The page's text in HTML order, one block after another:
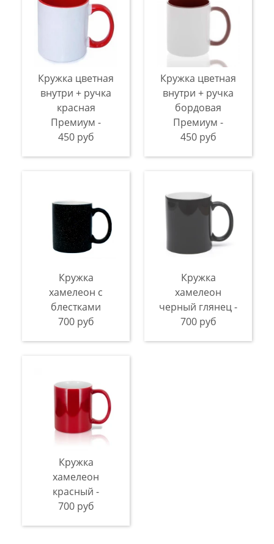
Кружка цветная
внутри + ручка
красная
Премиум -
450 руб
Кружка цветная
внутри + ручка
бордовая
Премиум -
450 руб
Кружка
хамелеон с
блестками
700 руб
Кружка
хамелеон
черный глянец -
700 руб
Кружка
хамелеон
красный -
700 руб